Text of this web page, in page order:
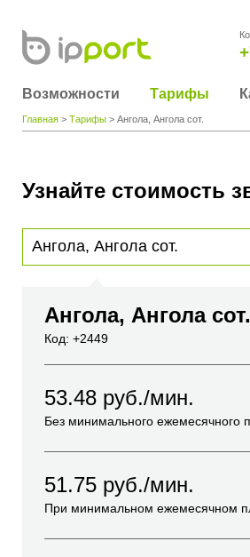
Возможности Тарифы
Главная > Тарифы > Ангола, Ангола сот.
Узнайте стоимость
Ангола, Ангола сот.
Код: +2449
53.48 руб./мин.
Без минимального ежемесячного
51.75 руб./мин.
При минимальном ежемесячном